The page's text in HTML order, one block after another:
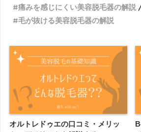
痛みを感じにくい美容脱毛器の解説
毛が抜ける美容脱毛器の解説
オルトレドゥエの口コミ・メリッ